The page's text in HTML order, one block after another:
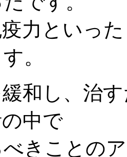
疫力といっ
。
和し、治
中で
きことの